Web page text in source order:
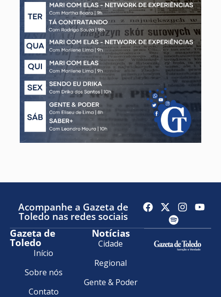
Acompanhe a Gazeta de
Toledo nas redes sociais
Gazeta de
Toledo
Início
Sobre nós
Contato
Notícias
Cidade
Regional
Gente & Poder